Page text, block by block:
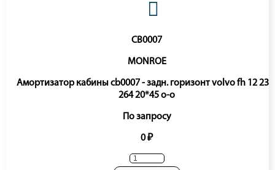
CB0007
MONROE
Амортизатор кабины cb0007 - задн. горизонт volvo fh 12
264 20*45 o-o
По запросу
0 ₽